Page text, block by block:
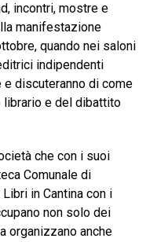
incontri, mostre e
manifestazione
quando nei saloni
indipendenti
discuteranno di come
e del dibattito
che con i suoi
Comunale di
in Cantina con i
non solo dei
organizzano anche